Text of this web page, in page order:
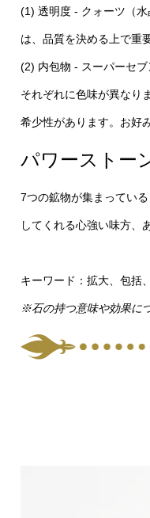
(1) 透明度 - クォーツ（
は、品質を決める上で重
(2) 内包物 - スーパーセ
それぞれに色味が異なり
希少性があります。お好
パワーストー
7つの鉱物が集まってい
してくれる心強い味方、
キーワード：拡大、包括
※石の持つ意味や効果に